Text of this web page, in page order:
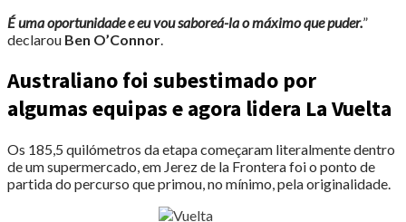
É uma oportunidade e eu vou saboreá-la o máximo que puder.”
declarou Ben O’Connor.
Australiano foi subestimado por
algumas equipas e agora lidera La Vuelta
Os 185,5 quilómetros da etapa começaram literalmente dentro
de um supermercado, em Jerez de la Frontera foi o ponto de
partida do percurso que primou, no mínimo, pela originalidade.